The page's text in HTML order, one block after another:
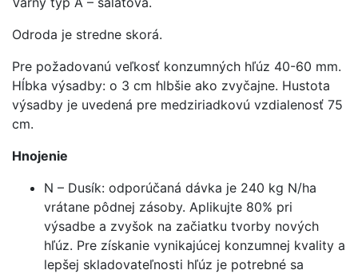
Odroda je stredne skorá.
Pre požadovanú veľkosť konzumných hľúz 40-60 mm.
Hĺbka výsadby: o 3 cm hlbšie ako zvyčajne. Hustota
výsadby je uvedená pre medziriadkovú vzdialenosť 75
cm.
Hnojenie
N – Dusík: odporúčaná dávka je 240 kg N/ha
vrátane pôdnej zásoby. Aplikujte 80% pri
výsadbe a zvyšok na začiatku tvorby nových
hľúz. Pre získanie vynikajúcej konzumnej kvality a
lepšej skladovateľnosti hľúz je potrebné sa